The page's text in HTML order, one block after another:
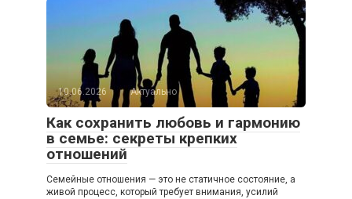
10.06.2026 Актуально
Как сохранить любовь и гармонию
в семье: секреты крепких
отношений
Семейные отношения — это не статичное состояние, а
живой процесс, который требует внимания, усилий